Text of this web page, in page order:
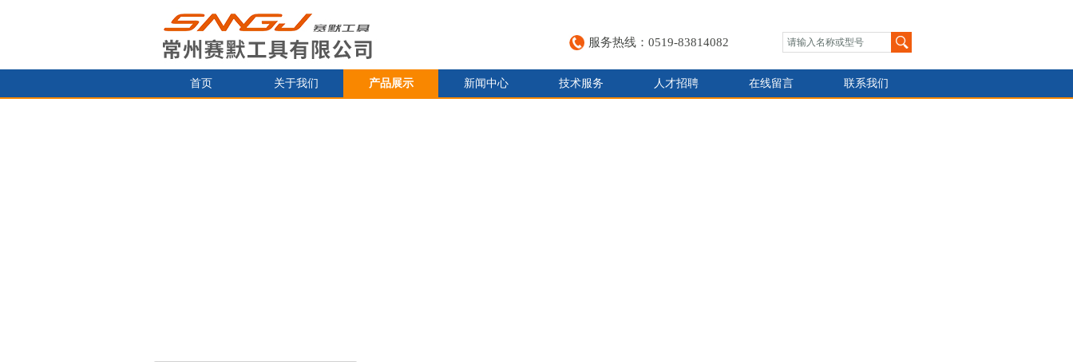
服务热线：0519-83814082
首页 关于我们 产品展示 新闻中心 技术服务 人才招聘 在线留言 联系我们